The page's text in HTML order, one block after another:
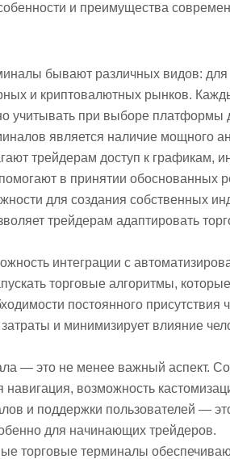
и преимущества
бывают различных видов: для
и криптовалютных рынков.
учитывать при выборе платформы
является наличие мощного
трейдерам доступ к графикам,
в принятии обоснованных
для создания собственных
трейдерам адаптировать
интеграции с
торговые алгоритмы,
постоянного присутствия
и минимизирует влияние
— это не менее важный аспект.
возможность
и поддержки пользователей —
для начинающих трейдеров.
торговые терминалы